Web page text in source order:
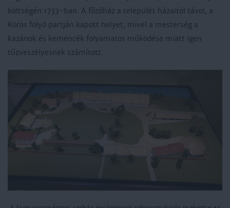
költségén 1733-ban. A főzőház a település házaitól távol, a
Körös folyó partján kapott helyet, mivel a mesterség a
kazánok és kemencék folyamatos működése miatt igen
tűzveszélyesnek számított.